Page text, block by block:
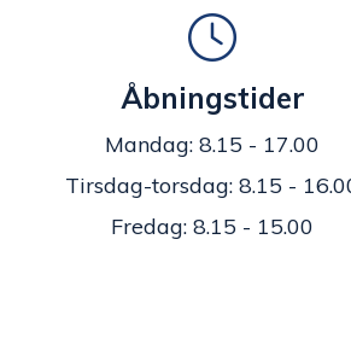
Åbningstider
Mandag: 8.15 - 17.00
Tirsdag-torsdag: 8.15 -
Fredag: 8.15 - 15.00